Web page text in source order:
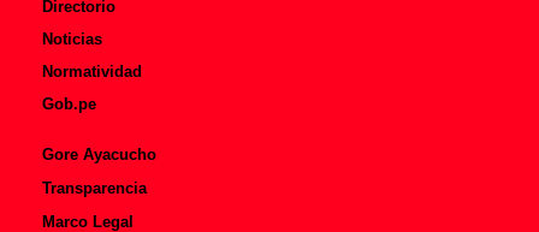
Directorio
Noticias
Normatividad
Gob.pe
Gore Ayacucho
Transparencia
Marco Legal